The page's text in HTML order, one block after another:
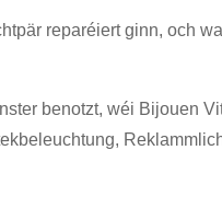
reparéiert ginn, och
benotzt, wéi Bijouen